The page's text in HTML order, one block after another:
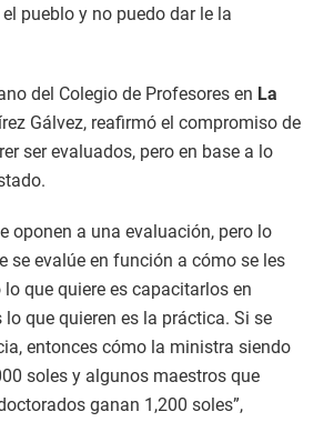
pueblo y no puedo dar le la
del Colegio de Profesores en La
Gálvez, reafirmó el compromiso de
ser evaluados, pero en base a lo
oponen a una evaluación, pero lo
se evalúe en función a cómo se les
lo que quiere es capacitarlos en
que quieren es la práctica. Si se
entonces cómo la ministra siendo
soles y algunos maestros que
ganan 1,200 soles”,